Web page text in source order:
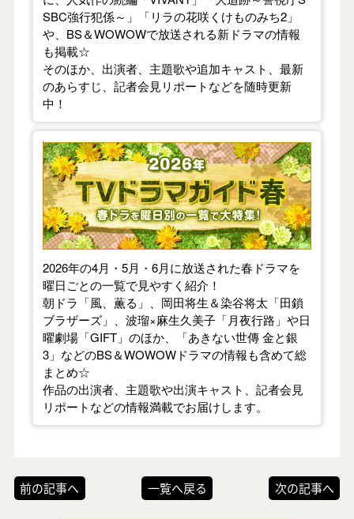
SBC強行犯係～」「リラの花咲くけものみち2」
や、BS＆WOWOWで放送される新ドラマの情報
も掲載☆
そのほか、出演者、主題歌や追加キャスト、最新
のあらすじ、記者会見リポートなどを随時更新
中！
【2026年春】TVドラマガイド
2026年の4月・5月・6月に放送された春ドラマを
曜日ごとの一覧で見やすく紹介！
朝ドラ「風、薫る」、岡田将生＆染谷将太「田鎖
ブラザーズ」、波瑠×麻生久美子「月夜行路」や日
曜劇場「GIFT」のほか、「あきない世傳 金と銀
3」などのBS＆WOWOWドラマの情報も含めて総
まとめ☆
作品の出演者、主題歌や出演キャスト、記者会見
リポートなどの情報満載でお届けします。
前の記事へ 一覧へ戻る 次の記事へ